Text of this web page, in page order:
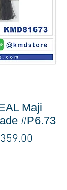
Maji
#P6.73